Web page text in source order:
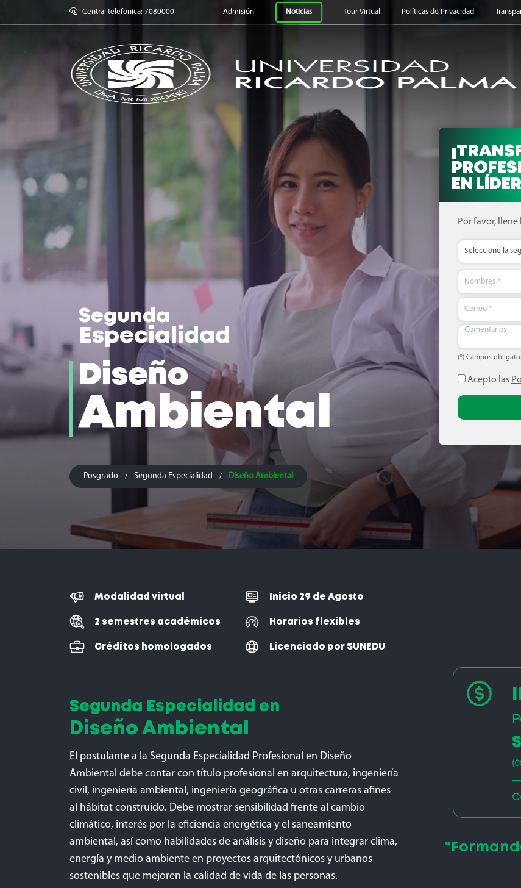
Central telefónica: 7080000 Admisión Noticias Tour Virtual Políticas de Privacidad
Universidad Ricardo Palma
Segunda
Especialidad
Diseño
Ambiental
Posgrado / Segunda Especialidad / Diseño Ambiental
EN
Por favor,
(*) Campos
Acepto las
¡DA EL
PASO
TU ÉXITO!
Por favor, llene los
Maestrías
Segunda
Modalidad virtual
2 semestres académicos
Créditos homologados
Inicio 29 de Agosto
Horarios flexibles
Licenciado por SUNEDU
Segunda Especialidad en
Diseño Ambiental
El postulante a la Segunda Especialidad Profesional en Diseño
Ambiental debe contar con título profesional en arquitectura, ingeniería
civil, ingeniería ambiental, ingeniería geográfica u otras carreras afines
al hábitat construido. Debe mostrar sensibilidad frente al cambio
climático, interés por la eficiencia energética y el saneamiento
ambiental, así como habilidades de análisis y diseño para integrar clima,
energía y medio ambiente en proyectos arquitectónicos y urbanos
sostenibles que mejoren la calidad de vida de las personas.